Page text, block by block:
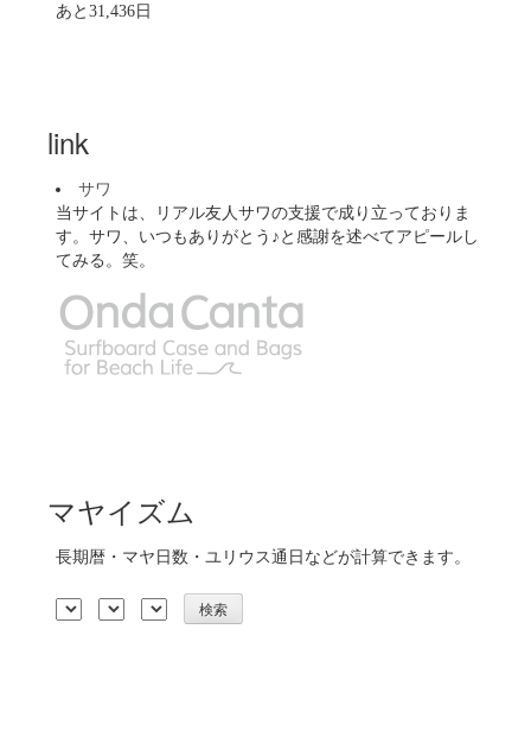
あと31,436日
link
サワ
当サイトは、リアル友人サワの支援で成り立っておりま
す。サワ、いつもありがとう♪と感謝を述べてアピールし
てみる。笑。
マヤイズム
長期暦・マヤ日数・ユリウス通日などが計算できます。